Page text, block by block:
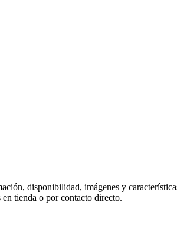
disponibilidad, imágenes y
tienda o por contacto directo.